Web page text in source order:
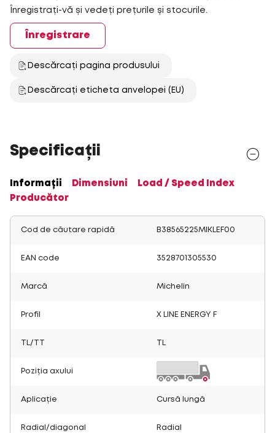
Înregistrați-vă și vedeți prețurile și stocurile.
Înregistrare
Descărcați pagina produsului
Descărcați eticheta anvelopei (EU)
Specificații
Informații Dimensiuni
Load / Speed Index
Producător
Cod de căutare rapidă B38565225MIKLEF00
EAN code 3528701305530
Marcă Michelin
Profil X LINE ENERGY F
TL/TT
Poziția axului
Aplicație Cursă lungă
Radial/diagonal Radial